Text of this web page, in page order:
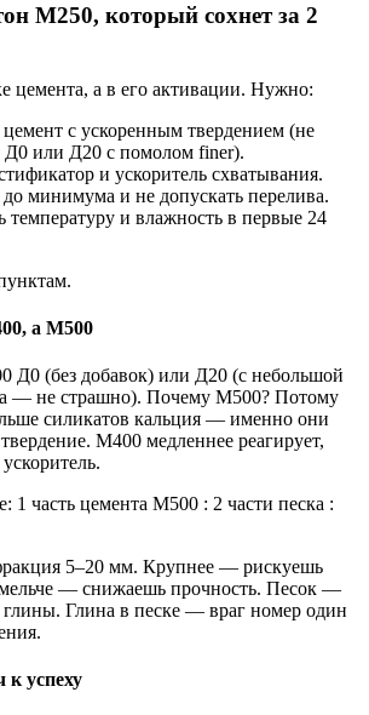
М250, который сохнет за 2
цемента, а в его активации. Нужно:
цемент с ускоренным твердением (не
или Д20 с помолом finer).
и ускоритель схватывания.
минимума и не допускать перелива.
температуру и влажность в первые 24
а М500
Д0 (без добавок) или Д20 (с небольшой
— не страшно). Почему М500? Потому
силикатов кальция — именно они
М400 медленнее реагирует,
1 часть цемента М500 : 2 части песка :
5–20 мм. Крупнее — рискуешь
— снижаешь прочность. Песок —
Глина в песке — враг номер один
успеху